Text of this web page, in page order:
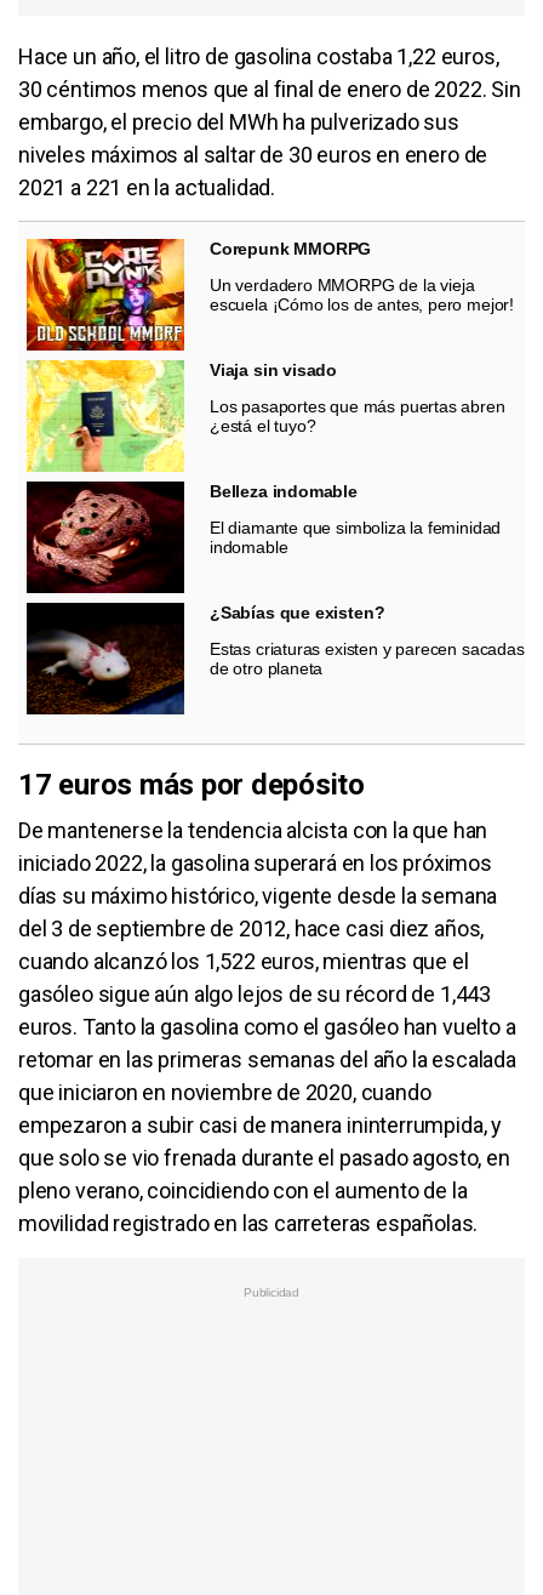
Hace un año, el litro de gasolina costaba 1,22 euros,
30 céntimos menos que al final de enero de 2022. Sin
embargo, el precio del MWh ha pulverizado sus
niveles máximos al saltar de 30 euros en enero de
2021 a 221 en la actualidad.
Corepunk MMORPG
Un verdadero MMORPG de la vieja
escuela ¡Cómo los de antes, pero mejor!
Viaja sin visado
Los pasaportes que más puertas abren
¿está el tuyo?
Belleza indomable
El diamante que simboliza la feminidad
indomable
¿Sabías que existen?
Estas criaturas existen y parecen sacadas
de otro planeta
17 euros más por depósito
De mantenerse la tendencia alcista con la que han
iniciado 2022, la gasolina superará en los próximos
días su máximo histórico, vigente desde la semana
del 3 de septiembre de 2012, hace casi diez años,
cuando alcanzó los 1,522 euros, mientras que el
gasóleo sigue aún algo lejos de su récord de 1,443
euros. Tanto la gasolina como el gasóleo han vuelto a
retomar en las primeras semanas del año la escalada
que iniciaron en noviembre de 2020, cuando
empezaron a subir casi de manera ininterrumpida, y
que solo se vio frenada durante el pasado agosto, en
pleno verano, coincidiendo con el aumento de la
movilidad registrado en las carreteras españolas.